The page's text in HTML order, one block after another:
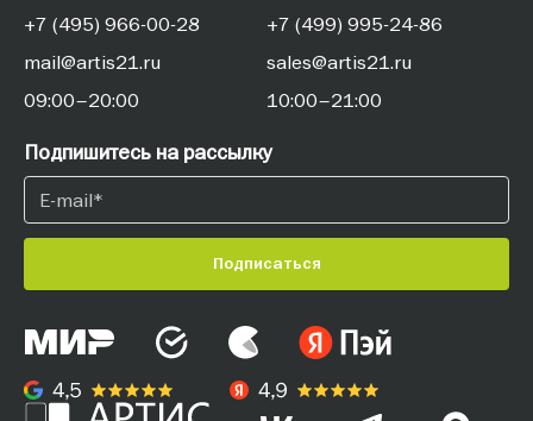
+7 (495) 966-00-28
mail@artis21.ru
09:00–20:00
+7 (499) 995-24-86
sales@artis21.ru
10:00–21:00
Подпишитесь на рассылку
Подписаться